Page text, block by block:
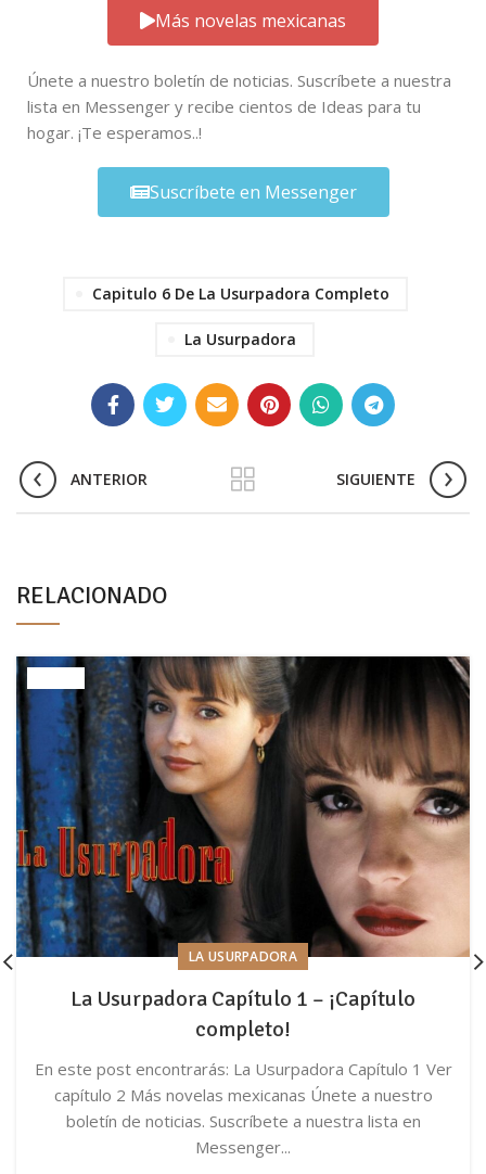
Más novelas mexicanas
Únete a nuestro boletín de noticias. Suscríbete a nuestra
lista en Messenger y recibe cientos de Ideas para tu
hogar. ¡Te esperamos..!
Suscríbete en Messenger
Capitulo 6 De La Usurpadora Completo
La Usurpadora
ANTERIOR SIGUIENTE
RELACIONADO
LA USURPADORA
La Usurpadora Capítulo 1 – ¡Capítulo
completo!
En este post encontrarás: La Usurpadora Capítulo 1 Ver
capítulo 2 Más novelas mexicanas Únete a nuestro
boletín de noticias. Suscríbete a nuestra lista en
Messenger...